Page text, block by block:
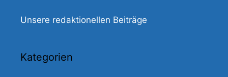
Unsere redaktionellen Beiträge
Kategorien